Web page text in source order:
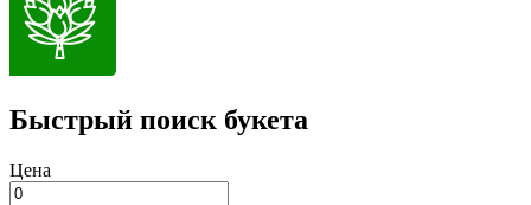
Быстрый поиск букета
Цена